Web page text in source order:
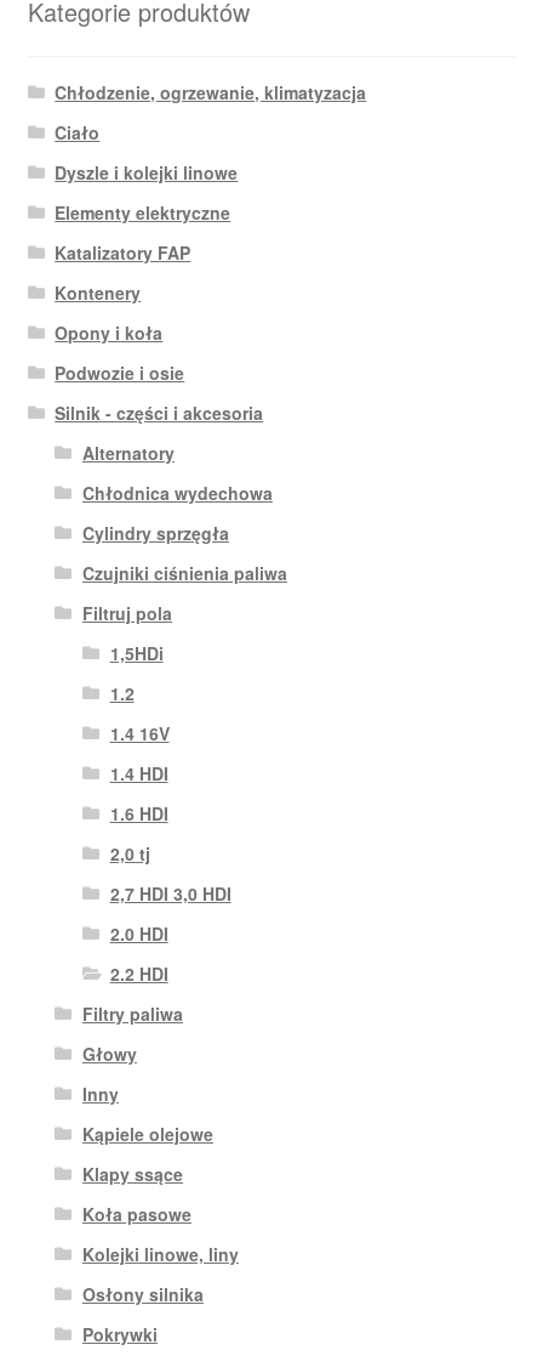
Kategorie produktów
Chłodzenie, ogrzewanie, klimatyzacja
Ciało
Dyszle i kolejki linowe
Elementy elektryczne
Katalizatory FAP
Kontenery
Opony i koła
Podwozie i osie
Silnik - części i akcesoria
Alternatory
Chłodnica wydechowa
Cylindry sprzęgła
Czujniki ciśnienia paliwa
Filtruj pola
1,5HDi
1.2
1.4 16V
1.4 HDI
1.6 HDI
2,0 tj
2,7 HDI 3,0 HDI
2.0 HDI
2.2 HDI
Filtry paliwa
Głowy
Inny
Kąpiele olejowe
Klapy ssące
Koła pasowe
Kolejki linowe, liny
Osłony silnika
Pokrywki